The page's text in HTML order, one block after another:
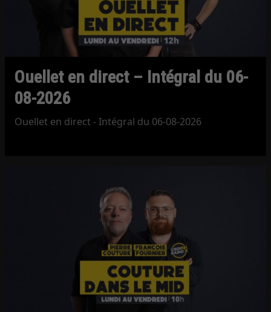
Ouellet en direct – Intégral du 06-
08-2026
Ouellet en direct - Intégral du 06-08-2026